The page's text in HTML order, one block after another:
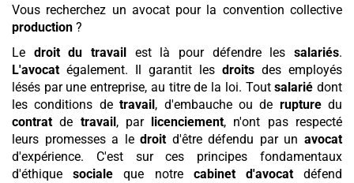
Vous recherchez un avocat pour la convention collective
production ?
Le droit du travail est là pour défendre lessalariés.
L'avocat également. Il garantit les droits des employés
lésés par une entreprise, au titre de la loi. Toutsalarié dont
les conditions detravail , d'embauche ou de rupturedu
contrat de travail , par licenciement, n'ont pas respecté
leurs promesses a ledroit d'être défendu par unavocat
d'expérience. C'est sur ces principes fondamentaux
d'éthiquesociale que notre cabinet d'avocatdéfend